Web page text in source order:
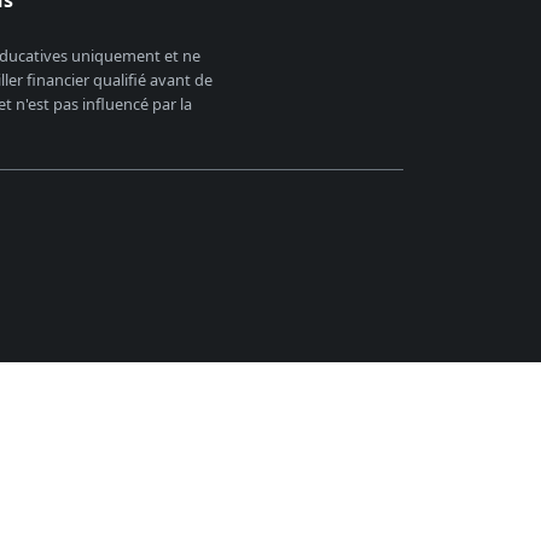
uniquement et ne
financier qualifié avant de
n'est pas influencé par la